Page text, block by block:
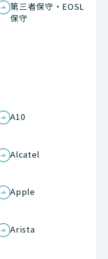
第三者保守・EOSL
保守
A10
Alcatel
Apple
Arista